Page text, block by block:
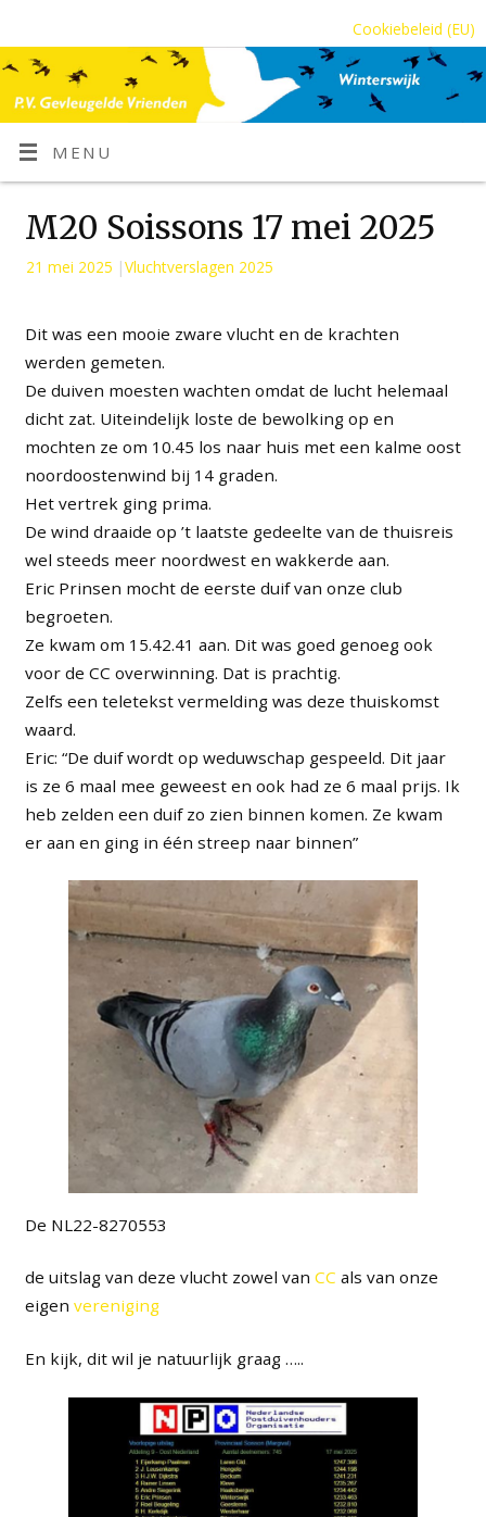
Cookiebeleid (EU)
MENU
M20 Soissons 17 mei 2025
21 mei 2025 |Vluchtverslagen 2025
Dit was een mooie zware vlucht en de krachten
werden gemeten.
De duiven moesten wachten omdat de lucht helemaal
dicht zat. Uiteindelijk loste de bewolking op en
mochten ze om 10.45 los naar huis met een kalme oost
noordoostenwind bij 14 graden.
Het vertrek ging prima.
De wind draaide op ’t laatste gedeelte van de thuisreis
wel steeds meer noordwest en wakkerde aan.
Eric Prinsen mocht de eerste duif van onze club
begroeten.
Ze kwam om 15.42.41 aan. Dit was goed genoeg ook
voor de CC overwinning. Dat is prachtig.
Zelfs een teletekst vermelding was deze thuiskomst
waard.
Eric: “De duif wordt op weduwschap gespeeld. Dit jaar
is ze 6 maal mee geweest en ook had ze 6 maal prijs. Ik
heb zelden een duif zo zien binnen komen. Ze kwam
er aan en ging in één streep naar binnen”
De NL22-8270553
de uitslag van deze vlucht zowel van CC als van onze
eigen vereniging
En kijk, dit wil je natuurlijk graag …..